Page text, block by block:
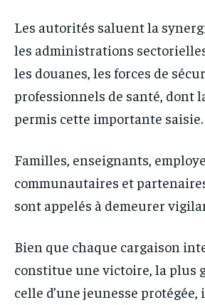
Les autorités saluent la
les administrations
les douanes, les forces de
professionnels de santé, dont
permis cette importante saisie.
Familles, enseignants,
communautaires et
sont appelés à demeurer
Bien que chaque cargaison
constitue une victoire, la plus
celle d’une jeunesse